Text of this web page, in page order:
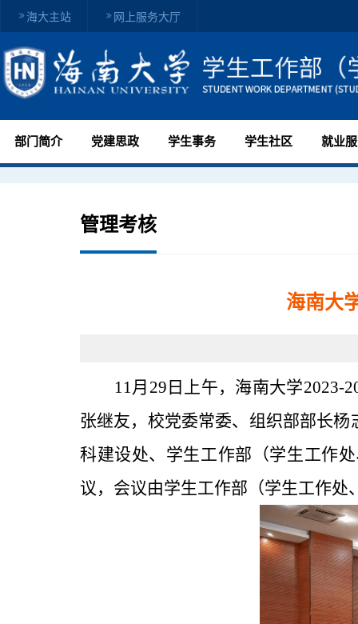
海大主站 网上服务大厅
部门简介 党建思政 学生事务 学生社区 就业
管理考核
海南大
11月29日上午，海南大学2023-
张继友，校党委常委、组织部部长
科建设处、学生工作部（学生工作
议，会议由学生工作部（学生工作